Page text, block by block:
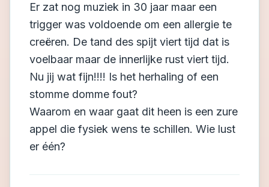
Er zat nog muziek in 30 jaar maar een
trigger was voldoende om een allergie te
creëren. De tand des spijt viert tijd dat is
voelbaar maar de innerlijke rust viert tijd.
Nu jij wat fijn!!!! Is het herhaling of een
stomme domme fout?
Waarom en waar gaat dit heen is een zure
appel die fysiek wens te schillen. Wie lust
er één?